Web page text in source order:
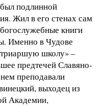
подлинной
Жил в его стенах сам
книги
Именно в Чудове
школу» –
предтечей Славяно-
преподавали
выходец из
Академии,